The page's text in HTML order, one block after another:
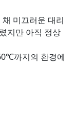
미끄러운 대리
지만 아직 정상
까지의 환경에